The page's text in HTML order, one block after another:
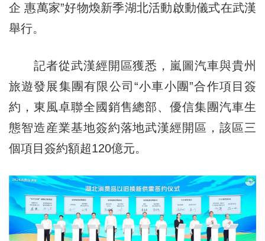
企 惠萬家”好物煥新季湖北活動啟動儀式在武漢
舉行。
記者從武漢經開區獲悉，嵐圖汽車與貴州
旅遊發展集團有限公司“小車小團”合作項目簽
約，東風卓聯全國銷售總部、優信集團汽車生
態智造産業基地簽約落地武漢經開區，該區三
個項目簽約額超120億元。